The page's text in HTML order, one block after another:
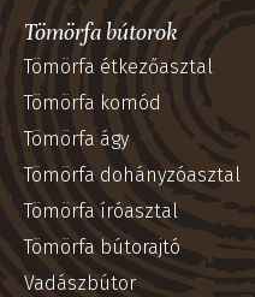
Tömörfa bútorok
Tömörfa étkezőasztal
Tömörfa komód
Tömörfa ágy
Tömörfa dohányzóasztal
Tömörfa íróasztal
Tömörfa bútorajtó
Vadászbútor